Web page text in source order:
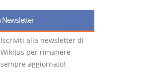
Newsletter
Iscriviti alla newsletter di
WikiJus per rimanere
sempre aggiornato!